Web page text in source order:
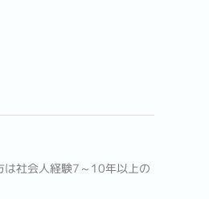
社会人経験7～10年以上の